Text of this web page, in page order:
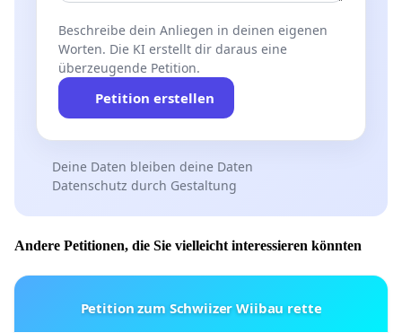
Beschreibe dein Anliegen in deinen eigenen
Worten. Die KI erstellt dir daraus eine
überzeugende Petition.
Petition erstellen
Deine Daten bleiben deine Daten
Datenschutz durch Gestaltung
Andere Petitionen, die Sie vielleicht interessieren könnten
Petition zum Schwiizer Wiibau rette